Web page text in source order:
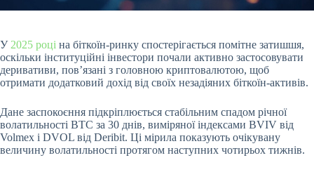
У 2025 році на біткоїн-ринку спостерігається помітне затишшя,
оскільки інституційні інвестори почали активно застосовувати
деривативи, пов’язані з головною криптовалютою, щоб
отримати додатковий дохід від своїх незадіяних біткоїн-активів.
Дане заспокоєння підкріплюється стабільним спадом річної
волатильності BTC за 30 днів, виміряної індексами BVIV від
Volmex і DVOL від Deribit. Ці мірила показують очікувану
величину волатильності протягом наступних чотирьох тижнів.